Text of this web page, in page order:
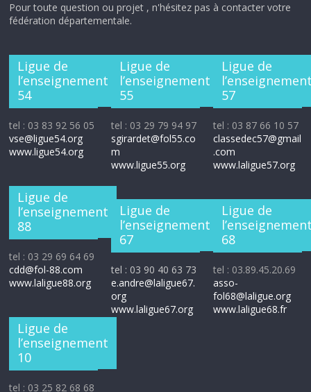
Pour toute question ou projet , n'hésitez pas à contacter votre
fédération départementale.
Ligue de
l’enseignement
54
tel : 03 83 92 56 05
vse@ligue54.org
www.ligue54.org
Ligue de
l’enseignement
88
tel : 03 29 69 64 69
cdd@fol-88.com
www.laligue88.org
Ligue de
l’enseignement
10
tel : 03 25 82 68 68
Ligue de
l’enseignement
55
tel : 03 29 79 94 97
sgirardet@fol55.co
m
www.ligue55.org
Ligue de
l’enseignement
67
tel : 03 90 40 63 73
e.andre@laligue67.
org
www.laligue67.org
Ligue de
57
tel : 03 87 66 10 57
classedec57@gmail
.com
www.laligue57.org
Ligue de
68
tel : 03.89.45.20.69
asso-
fol68@laligue.org
www.laligue68.fr